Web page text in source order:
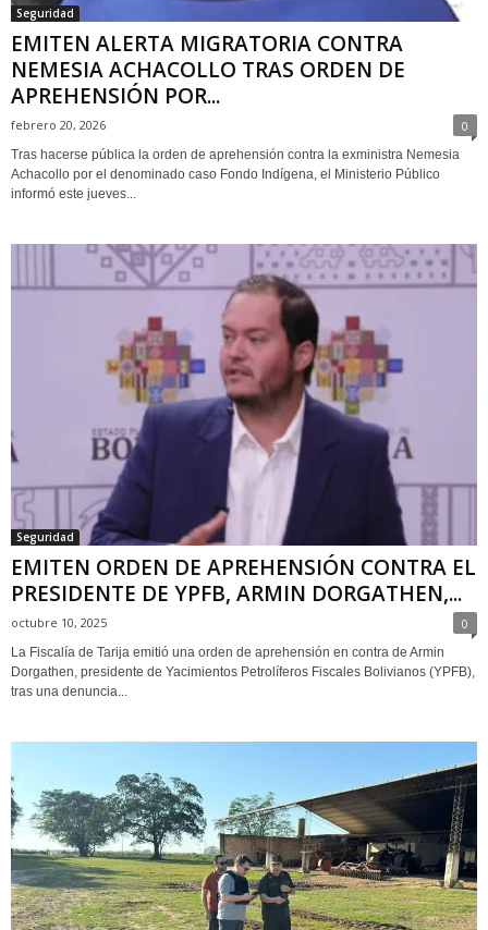
Seguridad
EMITEN ALERTA MIGRATORIA CONTRA
NEMESIA ACHACOLLO TRAS ORDEN DE
APREHENSIÓN POR...
febrero 20, 2026 0
Tras hacerse pública la orden de aprehensión contra la exministra Nemesia
Achacollo por el denominado caso Fondo Indígena, el Ministerio Público
informó este jueves...
Seguridad
EMITEN ORDEN DE APREHENSIÓN CONTRA EL
PRESIDENTE DE YPFB, ARMIN DORGATHEN,...
octubre 10, 2025 0
La Fiscalía de Tarija emitió una orden de aprehensión en contra de Armin
Dorgathen, presidente de Yacimientos Petrolíferos Fiscales Bolivianos (YPFB),
tras una denuncia...